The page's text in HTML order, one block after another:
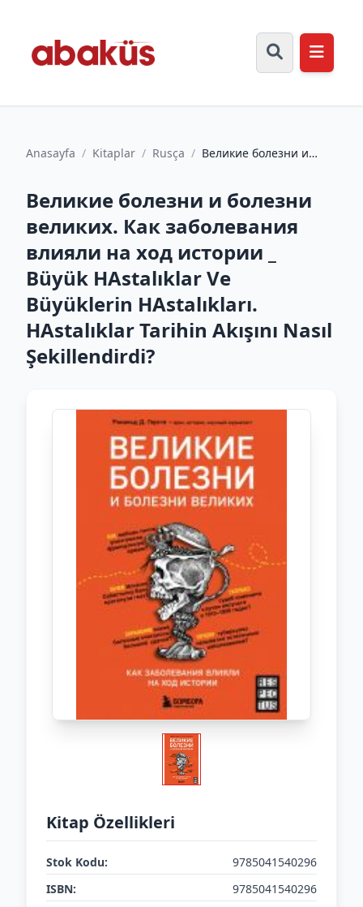
Anasayfa / Kitaplar / Rusça / Великие болезни и
ход...
Великие болезни и болезни
великих. Как заболевания
влияли на ход истории _
Büyük HAstalıklar Ve
Büyüklerin HAstalıkları.
HAstalıklar Tarihin Akışını Nasıl
Şekillendirdi?
Kitap Özellikleri
Stok Kodu:
9785041540296
ISBN:
9785041540296